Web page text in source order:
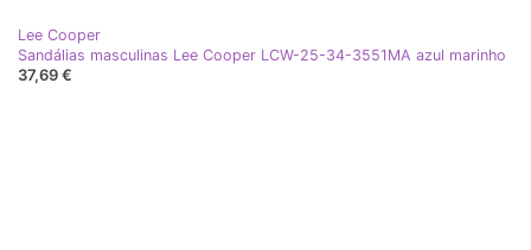
Lee Cooper
Sandálias masculinas Lee Cooper LCW-25-34-3551MA azul marinho
37,69 €